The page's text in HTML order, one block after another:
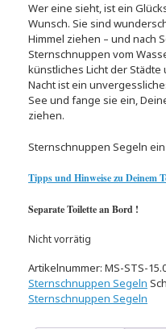
Wer eine sieht, ist ein
Wunsch. Sie sind
Himmel ziehen – und nach
Sternschnuppen vom
künstliches Licht der
Nacht ist ein
See und fange sie ein,
ziehen.
Sternschnuppen Segeln
Tipps und Hinweise zu Deinem
Separate Toilette an Bord !
Nicht vorrätig
Artikelnummer: MS-STS-
Sternschnuppen Segeln
Sternschnuppen Segeln